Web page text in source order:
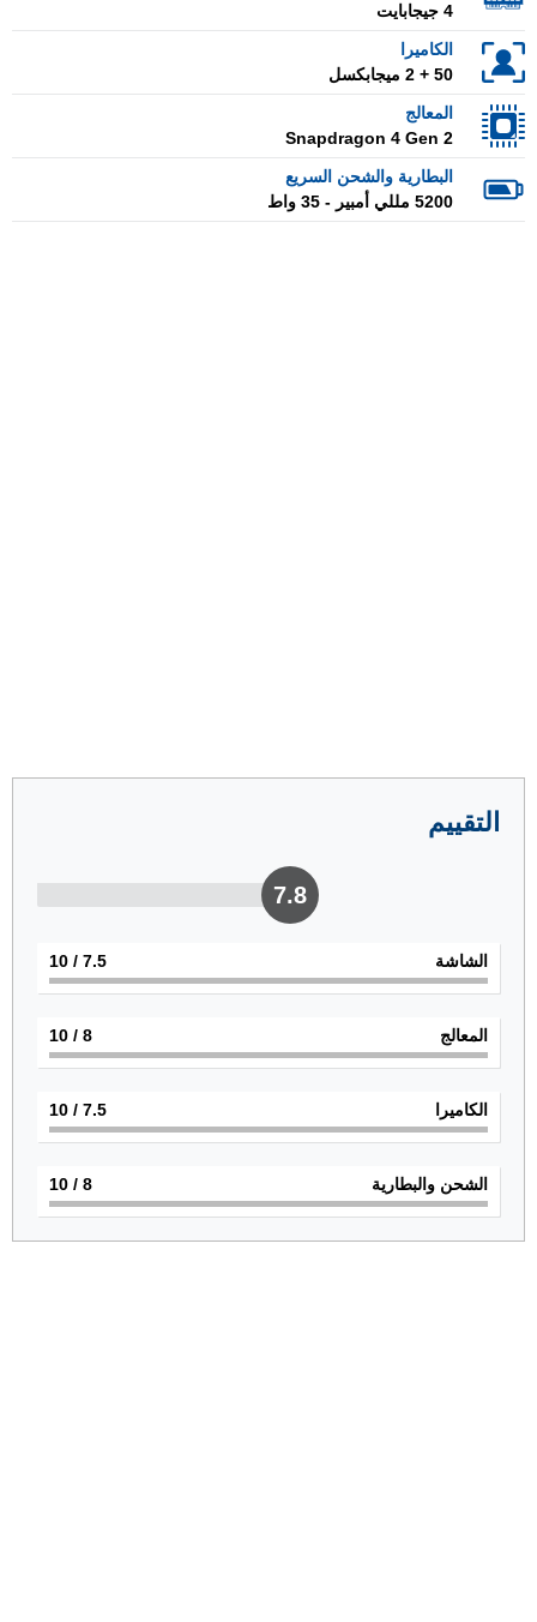
4 جيجابايت
الكاميرا
50 + 2 ميجابكسل
المعالج
Snapdragon 4 Gen 2
البطارية والشحن السريع
5200 مللي أمبير - 35 واط
التقييم
7.8
الشاشة 7.5
/ 10
المعالج 8
/ 10
الكاميرا 7.5
/ 10
الشحن والبطارية 8
/ 10